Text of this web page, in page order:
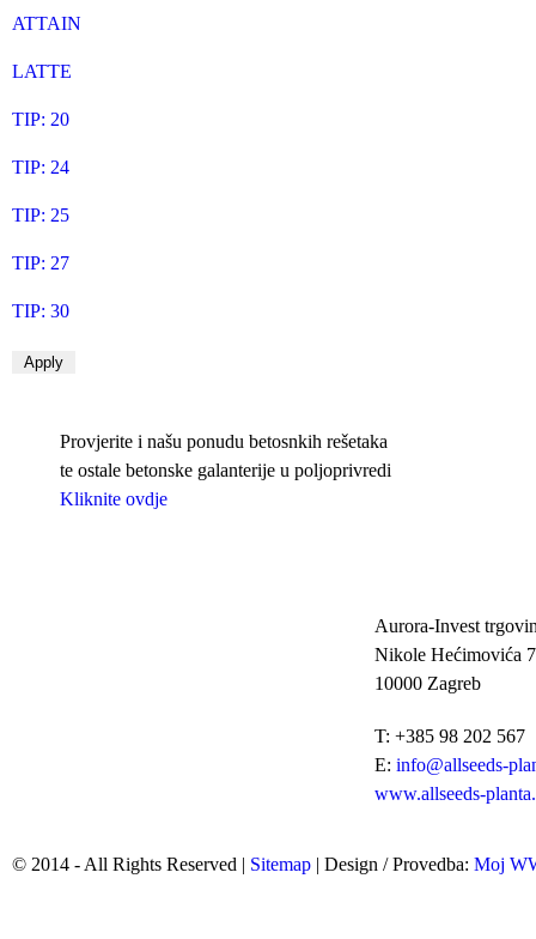
ATTAIN
LATTE
TIP: 20
TIP: 24
TIP: 25
TIP: 27
TIP: 30
Provjerite i našu ponudu betosnkih rešetaka
te ostale betonske galanterije u poljoprivredi
Kliknite ovdje
Aurora-Invest
Nikole Hećimovića 7
10000 Zagreb
T: +385 98 202 567
E: info@allseeds-
www.allseeds-
© 2014 - All Rights Reserved | Sitemap | Design / Provedba: Moj